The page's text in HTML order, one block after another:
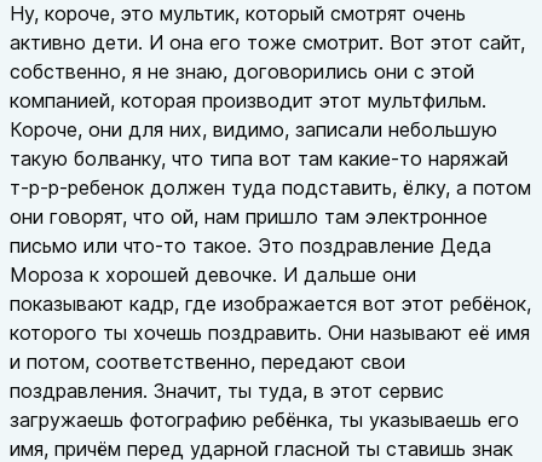
Ну, короче, это мультик, который смотрят очень
активно дети. И она его тоже смотрит. Вот этот сайт,
собственно, я не знаю, договорились они с этой
компанией, которая производит этот мультфильм.
Короче, они для них, видимо, записали небольшую
такую болванку, что типа вот там какие-то наряжай
т-р-р-ребенок должен туда подставить, ёлку, а потом
они говорят, что ой, нам пришло там электронное
письмо или что-то такое. Это поздравление Деда
Мороза к хорошей девочке. И дальше они
показывают кадр, где изображается вот этот ребёнок,
которого ты хочешь поздравить. Они называют её имя
и потом, соответственно, передают свои
поздравления. Значит, ты туда, в этот сервис
загружаешь фотографию ребёнка, ты указываешь его
имя, причём перед ударной гласной ты ставишь знак